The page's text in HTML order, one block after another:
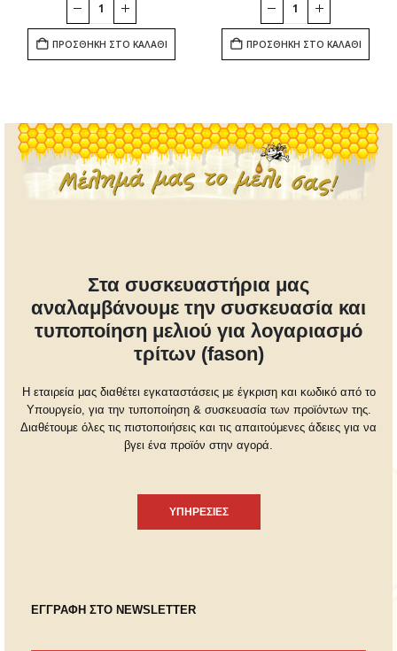
ΠΡΟΣΘΉΚΗ ΣΤΟ ΚΑΛΆΘΙ ΠΡΟΣΘΉΚΗ ΣΤΟ ΚΑΛΆΘΙ
Στα συσκευαστήρια μας
αναλαμβάνουμε την συσκευασία και
τυποποίηση μελιού για λογαριασμό
τρίτων (fason)
Η εταιρεία μας διαθέτει εγκαταστάσεις με έγκριση και κωδικό από το
Υπουργείο, για την τυποποίηση & συσκευασία των προϊόντων της.
Διαθέτουμε όλες τις πιστοποιήσεις και τις απαιτούμενες άδειες για να
βγει ένα προϊόν στην αγορά.
ΥΠΗΡΕΣΙΕΣ
ΕΓΓΡΑΦΗ ΣΤΟ NEWSLETTER